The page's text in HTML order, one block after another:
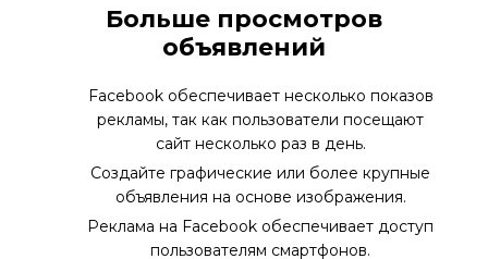
Больше просмотров
объявлений
Facebook обеспечивает несколько показов
рекламы, так как пользователи посещают
сайт несколько раз в день.
Создайте графические или более крупные
объявления на основе изображения.
Реклама на Facebook обеспечивает доступ
пользователям смартфонов.